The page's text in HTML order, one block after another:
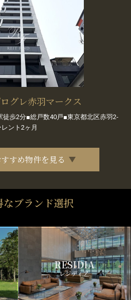
グレ赤羽マークス
徒歩2分■総戸数40戸■東京都北区赤羽2-
ント2ヶ月
すめ物件を見る
なブランド選択
RESIDIA
レジディア